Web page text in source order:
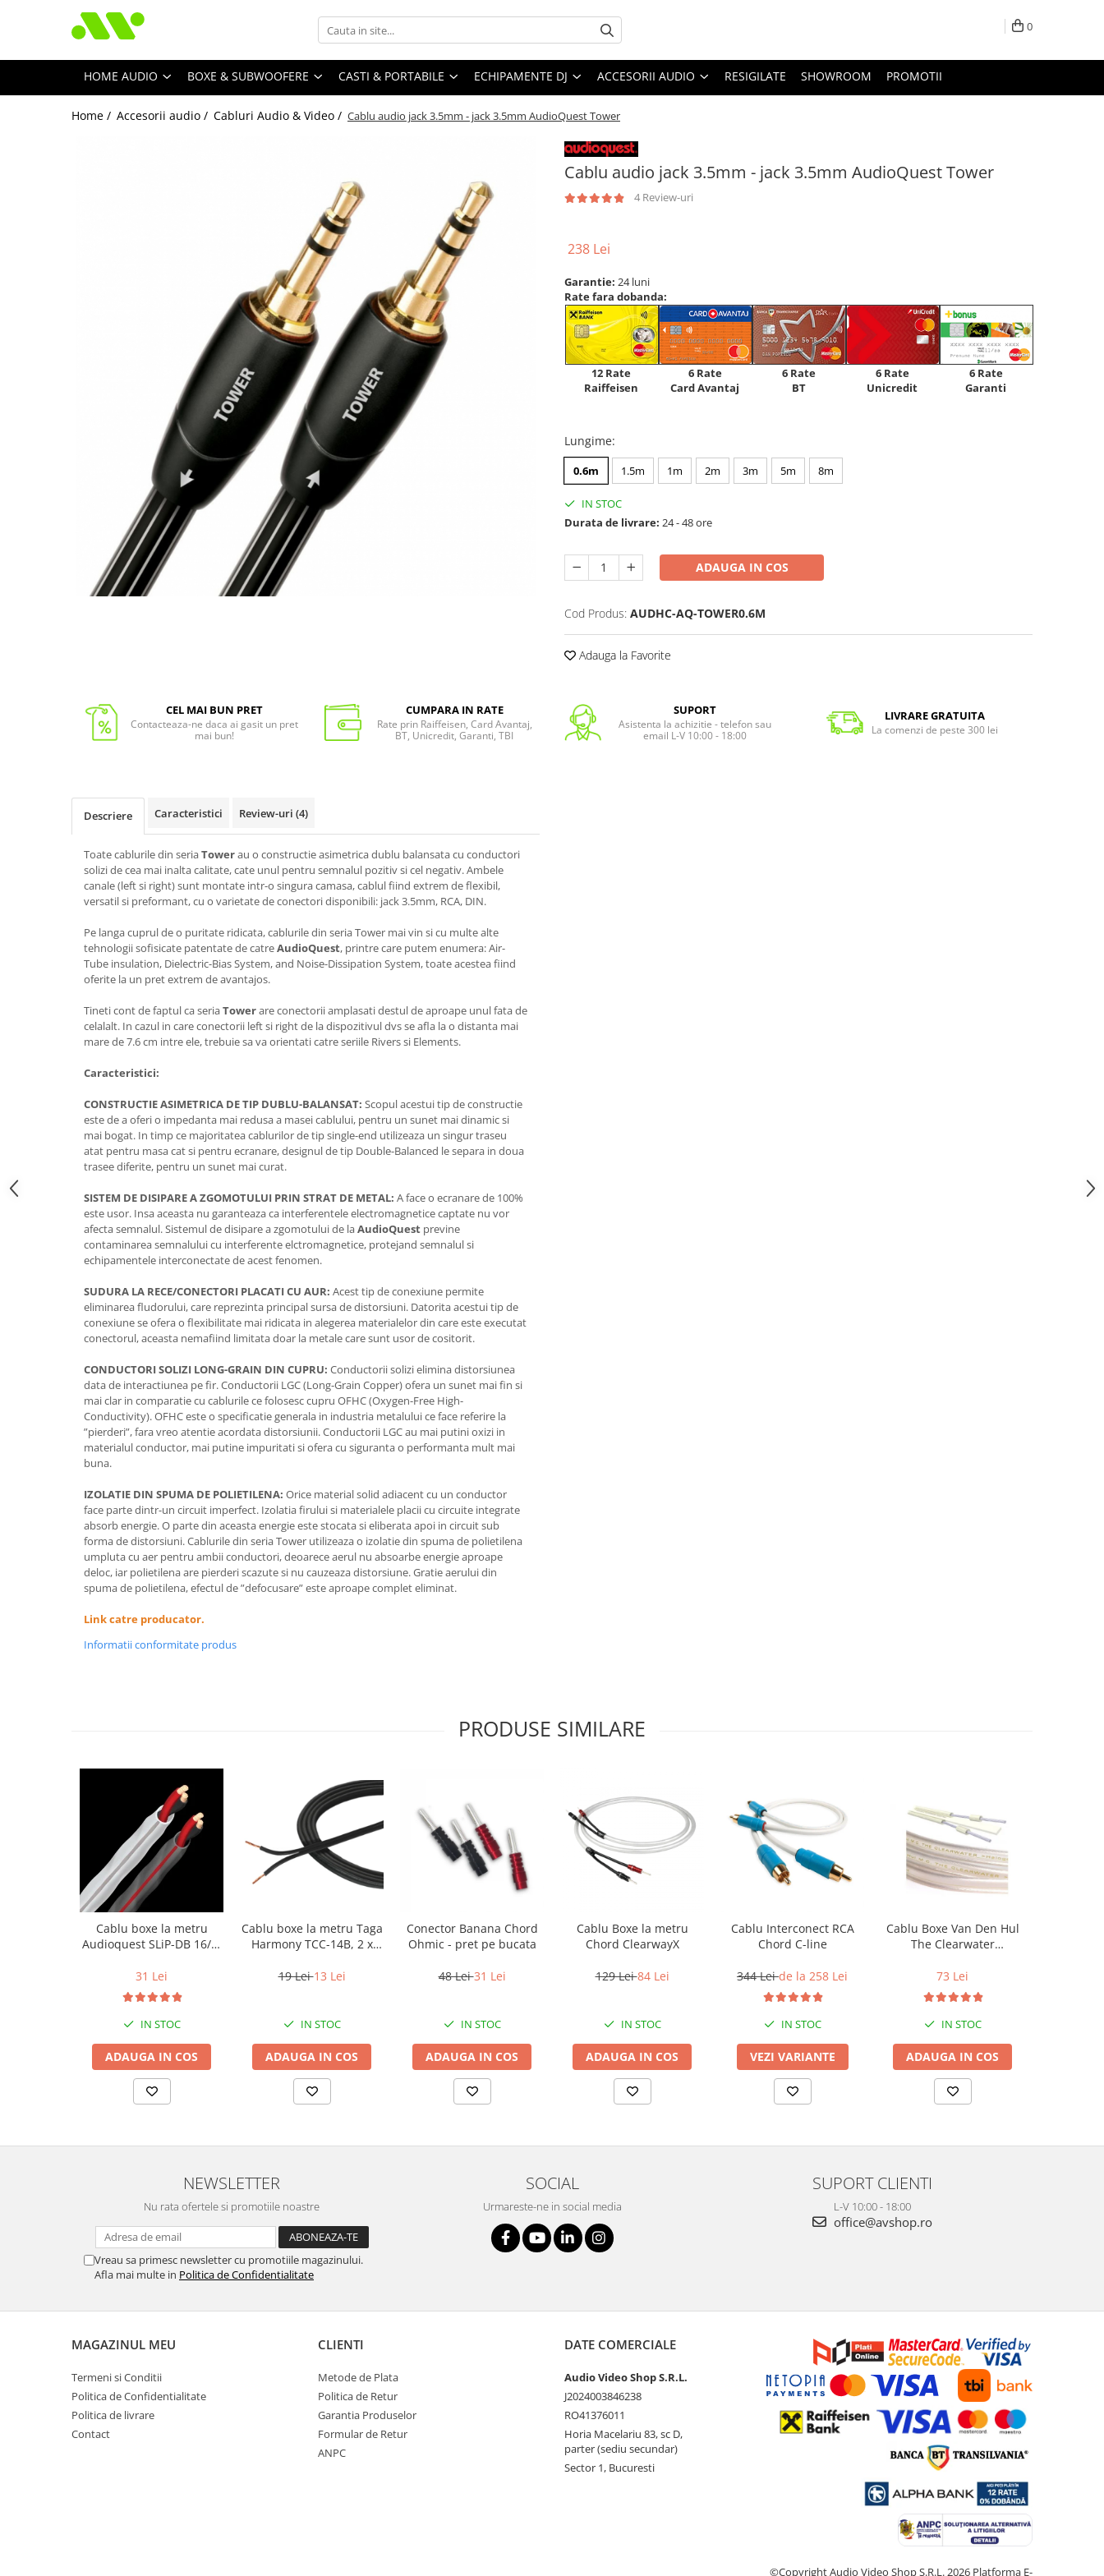
0
HOME AUDIO BOXE & SUBWOOFERE CASTI & PORTABILE ECHIPAMENTE DJ ACCESORII AUDIO RESIGILATE SHOWROOM PROMOTII
Home / Accesorii audio / Cabluri Audio & Video / Cablu audio jack 3.5mm - jack 3.5mm AudioQuest Tower
Cablu audio jack 3.5mm - jack 3.5mm AudioQuest Tower
4 Review-uri
238 Lei
Garantie: 24 luni
Rate fara dobanda:
12 Rate
Raiffeisen
6 Rate
Card Avantaj
6 Rate
BT
6 Rate
Unicredit
6 Rate
Garanti
Lungime:
0.6m 1.5m 1m 2m 3m 5m 8m
IN STOC
Durata de livrare: 24 - 48 ore
ADAUGA IN COS
Cod Produs: AUDHC-AQ-TOWER0.6M
Adauga la Favorite
CEL MAI BUN PRET
Contacteaza-ne daca ai gasit un pret
mai bun!
CUMPARA IN RATE
Rate prin Raiffeisen, Card Avantaj,
BT, Unicredit, Garanti, TBI
SUPORT
Asistenta la achizitie - telefon sau
email L-V 10:00 - 18:00
LIVRARE GRATUITA
La comenzi de peste 300 lei
Descriere Caracteristici Review-uri (4)
Toate cablurile din seriaTowerau o constructie asimetrica dublu balansata cu conductori
solizi de cea mai inalta calitate, cate unul pentru semnalul pozitiv si cel negativ. Ambele
canale (left si right) sunt montate intr-o singura camasa, cablul fiind extrem de flexibil,
versatil si preformant, cu o varietate de conectori disponibili: jack 3.5mm, RCA, DIN.
Pe langa cuprul de o puritate ridicata, cablurile din seria Tower mai vin si cu multe alte
tehnologii sofisicate patentate de catreAudioQuest, printre care putem enumera: Air-
Tube insulation, Dielectric-Bias System, and Noise-Dissipation System, toate acestea fiind
oferite la un pret extrem de avantajos.
Tineti cont de faptul ca seriaTowerare conectorii amplasati destul de aproape unul fata de
celalalt. In cazul in care conectorii left si right de la dispozitivul dvs se afla la o distanta mai
mare de 7.6 cm intre ele, trebuie sa va orientati catre seriile Rivers si Elements.
Caracteristici:
CONSTRUCTIE ASIMETRICA DE TIP DUBLU-BALANSAT: Scopul acestui tip de constructie
este de a oferi o impedanta mai redusa a masei cablului, pentru un sunet mai dinamic si
mai bogat. In timp ce majoritatea cablurilor de tip single-end utilizeaza un singur traseu
atat pentru masa cat si pentru ecranare, designul de tip Double-Balanced le separa in doua
trasee diferite, pentru un sunet mai curat.
SISTEM DE DISIPARE A ZGOMOTULUI PRIN STRAT DE METAL: A face o ecranare de 100%
este usor. Insa aceasta nu garanteaza ca interferentele electromagnetice captate nu vor
afecta semnalul. Sistemul de disipare a zgomotului de laAudioQuest previne
contaminarea semnalului cu interferente elctromagnetice, protejand semnalul si
echipamentele interconectate de acest fenomen.
SUDURA LA RECE/CONECTORI PLACATI CU AUR: Acest tip de conexiune permite
eliminarea fludorului, care reprezinta principal sursa de distorsiuni. Datorita acestui tip de
conexiune se ofera o flexibilitate mai ridicata in alegerea materialelor din care este executat
conectorul, aceasta nemafiind limitata doar la metale care sunt usor de cositorit.
CONDUCTORI SOLIZI LONG-GRAIN DIN CUPRU: Conductorii solizi elimina distorsiunea
data de interactiunea pe fir. Conductorii LGC (Long-Grain Copper) ofera un sunet mai fin si
mai clar in comparatie cu cablurile ce folosesc cupru OFHC (Oxygen-Free High-
Conductivity). OFHC este o specificatie generala in industria metalului ce face referire la
”pierderi”, fara vreo atentie acordata distorsiunii. Conductorii LGC au mai putini oxizi in
materialul conductor, mai putine impuritati si ofera cu siguranta o performanta mult mai
buna.
IZOLATIE DIN SPUMA DE POLIETILENA: Orice material solid adiacent cu un conductor
face parte dintr-un circuit imperfect. Izolatia firului si materialele placii cu circuite integrate
absorb energie. O parte din aceasta energie este stocata si eliberata apoi in circuit sub
forma de distorsiuni. Cablurile din seria Tower utilizeaza o izolatie din spuma de polietilena
umpluta cu aer pentru ambii conductori, deoarece aerul nu absoarbe energie aproape
deloc, iar polietilena are pierderi scazute si nu cauzeaza distorsiune. Gratie aerului din
spuma de polietilena, efectul de ”defocusare” este aproape complet eliminat.
Link catre producator.
Informatii conformitate produs
PRODUSE SIMILARE
Cablu boxe la metru
Audioquest SLiP-DB 16/2,
31 Lei
IN STOC
ADAUGA IN COS
Cablu boxe la metru Taga
Harmony TCC-14B, 2 x
19 Lei13 Lei
IN STOC
ADAUGA IN COS
Conector Banana Chord
Ohmic - pret pe bucata
48 Lei31 Lei
IN STOC
ADAUGA IN COS
Cablu Boxe la metru
Chord ClearwayX
129 Lei84 Lei
IN STOC
ADAUGA IN COS
Cablu Interconect RCA
Chord C-line
344 Leide la 258 Lei
IN STOC
VEZI VARIANTE
Cablu Boxe Van Den Hul
The Clearwater
73 Lei
IN STOC
ADAUGA IN COS
NEWSLETTER
Nu rata ofertele si promotiile noastre
Vreau sa primesc newsletter cu promotiile magazinului.
Afla mai multe in Politica de Confidentialitate
SOCIAL
Urmareste-ne in social media
SUPORT CLIENTI
L-V 10:00 - 18:00
office@avshop.ro
MAGAZINUL MEU
Termeni si Conditii
Politica de Confidentialitate
Politica de livrare
Contact
CLIENTI
Metode de Plata
Politica de Retur
Garantia Produselor
Formular de Retur
ANPC
DATE COMERCIALE
Audio Video Shop S.R.L.
J2024003846238
RO41376011
Horia Macelariu 83, sc D,
parter (sediu secundar)
Sector 1, Bucuresti
©Copyright Audio Video Shop S.R.L. 2026 Platforma E-